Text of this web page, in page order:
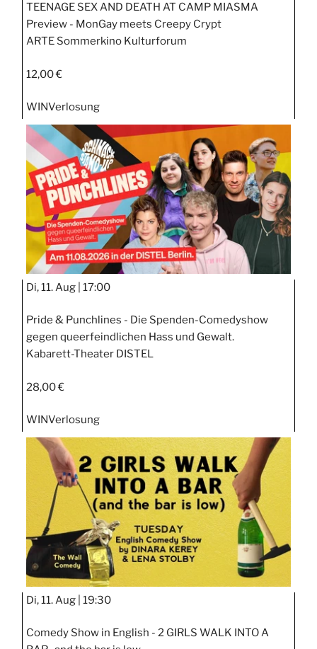
TEENAGE SEX AND DEATH AT CAMP MIASMA
Preview - MonGay meets Creepy Crypt
ARTE Sommerkino Kulturforum
12,00 €
WINVerlosung
Di, 11. Aug | 17:00
Pride & Punchlines - Die Spenden-Comedyshow
gegen queerfeindlichen Hass und Gewalt.
Kabarett-Theater DISTEL
28,00 €
WINVerlosung
Di, 11. Aug | 19:30
Comedy Show in English - 2 GIRLS WALK INTO A